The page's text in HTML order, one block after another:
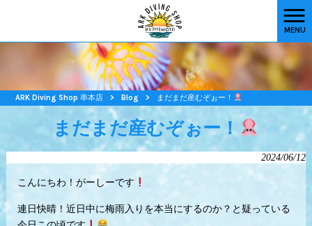
MENU
ARK Diving Shop 串本店 > Blog > まだまだ産むぞぉー！
まだまだ産むぞぉー！
2024/06/12
こんにちわ！がーしーです
連日快晴！近日中に梅雨入りを本当にするのか？と疑っている